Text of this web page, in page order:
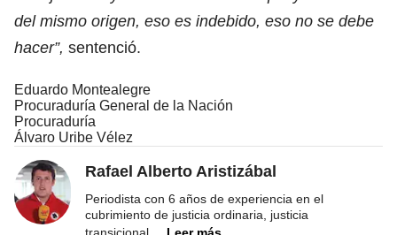
del mismo origen, eso es indebido, eso no se debe
hacer”, sentenció.
Eduardo Montealegre
Procuraduría General de la Nación
Procuraduría
Álvaro Uribe Vélez
Rafael Alberto Aristizábal
Periodista con 6 años de experiencia en el
cubrimiento de justicia ordinaria, justicia